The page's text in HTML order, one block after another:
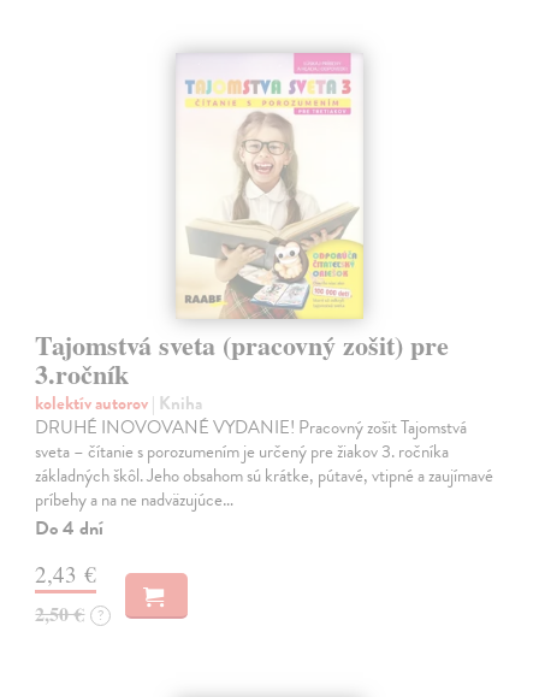
Tajomstvá sveta (pracovný zošit) pre
3.ročník
kolektív autorov| Kniha
DRUHÉ INOVOVANÉ VYDANIE! Pracovný zošit Tajomstvá
sveta – čítanie s porozumením je určený pre žiakov 3. ročníka
základných škôl. Jeho obsahom sú krátke, pútavé, vtipné a zaujímavé
príbehy a na ne nadväzujúce…
Do 4 dní
2,43 €
2,50 € ?